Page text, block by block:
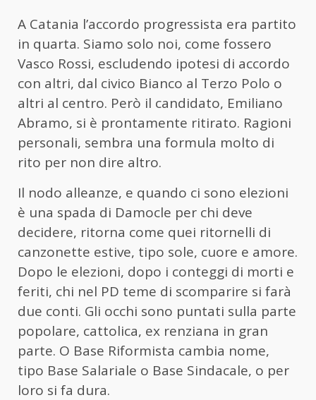
A Catania l’accordo progressista era partito
in quarta. Siamo solo noi, come fossero
Vasco Rossi, escludendo ipotesi di accordo
con altri, dal civico Bianco al Terzo Polo o
altri al centro. Però il candidato, Emiliano
Abramo, si è prontamente ritirato. Ragioni
personali, sembra una formula molto di
rito per non dire altro.
Il nodo alleanze, e quando ci sono elezioni
è una spada di Damocle per chi deve
decidere, ritorna come quei ritornelli di
canzonette estive, tipo sole, cuore e amore.
Dopo le elezioni, dopo i conteggi di morti e
feriti, chi nel PD teme di scomparire si farà
due conti. Gli occhi sono puntati sulla parte
popolare, cattolica, ex renziana in gran
parte. O Base Riformista cambia nome,
tipo Base Salariale o Base Sindacale, o per
loro si fa dura.